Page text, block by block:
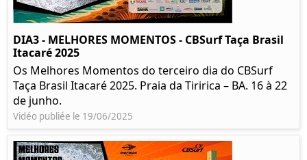
DIA3 - MELHORES MOMENTOS - CBSurf Taça Brasil
Itacaré 2025
Os Melhores Momentos do terceiro dia do CBSurf
Taça Brasil Itacaré 2025. Praia da Tiririca – BA. 16 à 22
de junho.
Vidéo publiée le 19/06/2025